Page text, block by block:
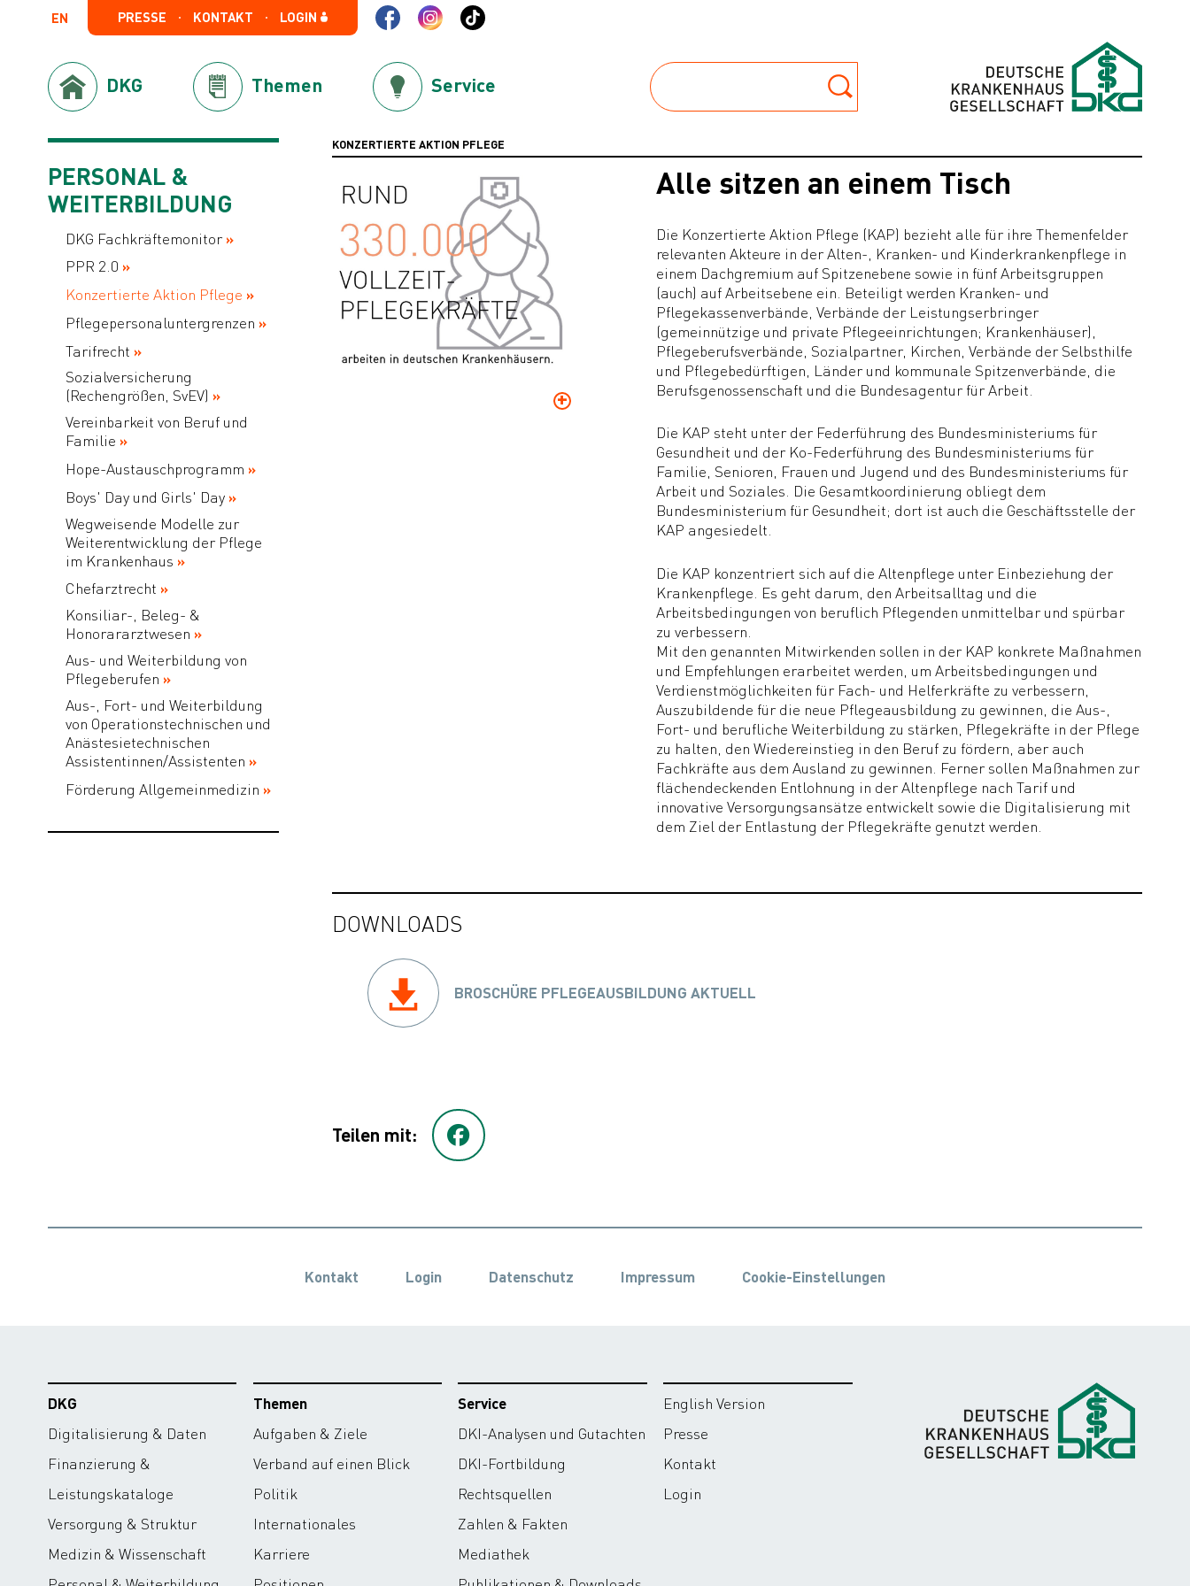
EN PRESSE KONTAKT LOGIN
DKG Themen Service
KONZERTIERTE AKTION PFLEGE
Alle sitzen an einem Tisch
Die Konzertierte Aktion Pflege (KAP) bezieht alle für ihre Themenfelder
relevanten Akteure in der Alten-, Kranken- und Kinderkrankenpflege in
einem Dachgremium auf Spitzenebene sowie in fünf Arbeitsgruppen
(auch) auf Arbeitsebene ein. Beteiligt werden Kranken- und
Pflegekassenverbände, Verbände der Leistungserbringer
(gemeinnützige und private Pflegeeinrichtungen; Krankenhäuser),
Pflegeberufsverbände, Sozialpartner, Kirchen, Verbände der Selbsthilfe
und Pflegebedürftigen, Länder und kommunale Spitzenverbände, die
Berufsgenossenschaft und die Bundesagentur für Arbeit.
Die KAP steht unter der Federführung des Bundesministeriums für
Gesundheit und der Ko-Federführung des Bundesministeriums für
Familie, Senioren, Frauen und Jugend und des Bundesministeriums für
Arbeit und Soziales. Die Gesamtkoordinierung obliegt dem
Bundesministerium für Gesundheit; dort ist auch die Geschäftsstelle der
KAP angesiedelt.
Die KAP konzentriert sich auf die Altenpflege unter Einbeziehung der
Krankenpflege. Es geht darum, den Arbeitsalltag und die
Arbeitsbedingungen von beruflich Pflegenden unmittelbar und spürbar
zu verbessern.
Mit den genannten Mitwirkenden sollen in der KAP konkrete Maßnahmen
und Empfehlungen erarbeitet werden, um Arbeitsbedingungen und
Verdienstmöglichkeiten für Fach- und Helferkräfte zu verbessern,
Auszubildende für die neue Pflegeausbildung zu gewinnen, die Aus-,
Fort- und berufliche Weiterbildung zu stärken, Pflegekräfte in der Pflege
zu halten, den Wiedereinstieg in den Beruf zu fördern, aber auch
Fachkräfte aus dem Ausland zu gewinnen. Ferner sollen Maßnahmen zur
flächendeckenden Entlohnung in der Altenpflege nach Tarif und
innovative Versorgungsansätze entwickelt sowie die Digitalisierung mit
dem Ziel der Entlastung der Pflegekräfte genutzt werden.
DOWNLOADS
BROSCHÜRE PFLEGEAUSBILDUNG AKTUELL
Teilen mit:
PERSONAL &
WEITERBILDUNG
DKG Fachkräftemonitor
PPR 2.0
Konzertierte Aktion Pflege
Pflegepersonaluntergrenzen
Tarifrecht
Sozialversicherung
(Rechengrößen, SvEV)
Vereinbarkeit von Beruf und
Familie
Hope-Austauschprogramm
Boys' Day und Girls' Day
Wegweisende Modelle zur
Weiterentwicklung der Pflege
im Krankenhaus
Chefarztrecht
Konsiliar-, Beleg- &
Honorararztwesen
Aus- und Weiterbildung von
Pflegeberufen
Aus-, Fort- und Weiterbildung
von Operationstechnischen und
Anästesietechnischen
Assistentinnen/Assistenten
Förderung Allgemeinmedizin
Kontakt Login Datenschutz Impressum Cookie-Einstellungen
DKG
Digitalisierung & Daten
Finanzierung &
Leistungskataloge
Versorgung & Struktur
Medizin & Wissenschaft
Themen
Aufgaben & Ziele
Verband auf einen Blick
Politik
Internationales
Karriere
Service
DKI-Analysen und Gutachten
DKI-Fortbildung
Rechtsquellen
Zahlen & Fakten
Mediathek
English Version
Presse
Kontakt
Login